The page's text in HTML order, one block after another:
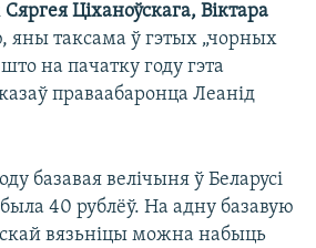
Сяргея Ціханоўскага, Віктара
таксама ў гэтых „чорных
на пачатку году гэта
праваабаронца Леанід
базавая велічыня ў Беларусі
40 рублёў. На адну базавую
вязьніцы можна набыць